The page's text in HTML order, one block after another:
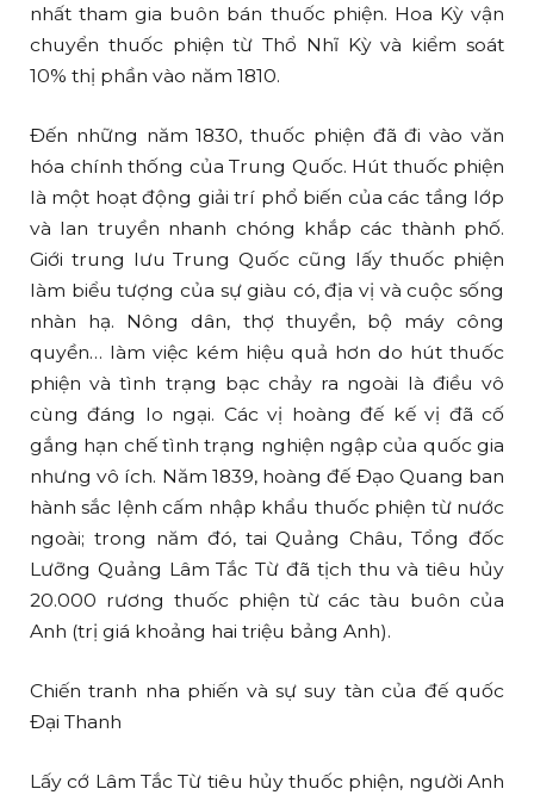
nhất tham gia buôn bán thuốc phiện. Hoa Kỳ vận
chuyển thuốc phiện từ Thổ Nhĩ Kỳ và kiểm soát
10% thị phần vào năm 1810.
Đến những năm 1830, thuốc phiện đã đi vào văn
hóa chính thống của Trung Quốc. Hút thuốc phiện
là một hoạt động giải trí phổ biến của các tầng lớp
và lan truyền nhanh chóng khắp các thành phố.
Giới trung lưu Trung Quốc cũng lấy thuốc phiện
làm biểu tượng của sự giàu có, địa vị và cuộc sống
nhàn hạ. Nông dân, thợ thuyền, bộ máy công
quyền… làm việc kém hiệu quả hơn do hút thuốc
phiện và tình trạng bạc chảy ra ngoài là điều vô
cùng đáng lo ngại. Các vị hoàng đế kế vị đã cố
gắng hạn chế tình trạng nghiện ngập của quốc gia
nhưng vô ích. Năm 1839, hoàng đế Đạo Quang ban
hành sắc lệnh cấm nhập khẩu thuốc phiện từ nước
ngoài; trong năm đó, tai Quảng Châu, Tổng đốc
Lưỡng Quảng Lâm Tắc Từ đã tịch thu và tiêu hủy
20.000 rương thuốc phiện từ các tàu buôn của
Anh (trị giá khoảng hai triệu bảng Anh).
Chiến tranh nha phiến và sự suy tàn của đế quốc
Đại Thanh
Lấy cớ Lâm Tắc Từ tiêu hủy thuốc phiện, người Anh